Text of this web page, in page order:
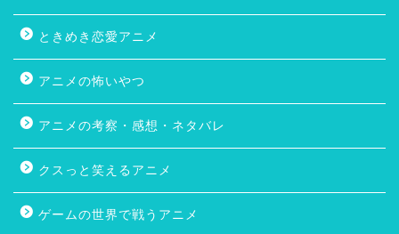
ときめき恋愛アニメ
アニメの怖いやつ
アニメの考察・感想・ネタバレ
クスっと笑えるアニメ
ゲームの世界で戦うアニメ